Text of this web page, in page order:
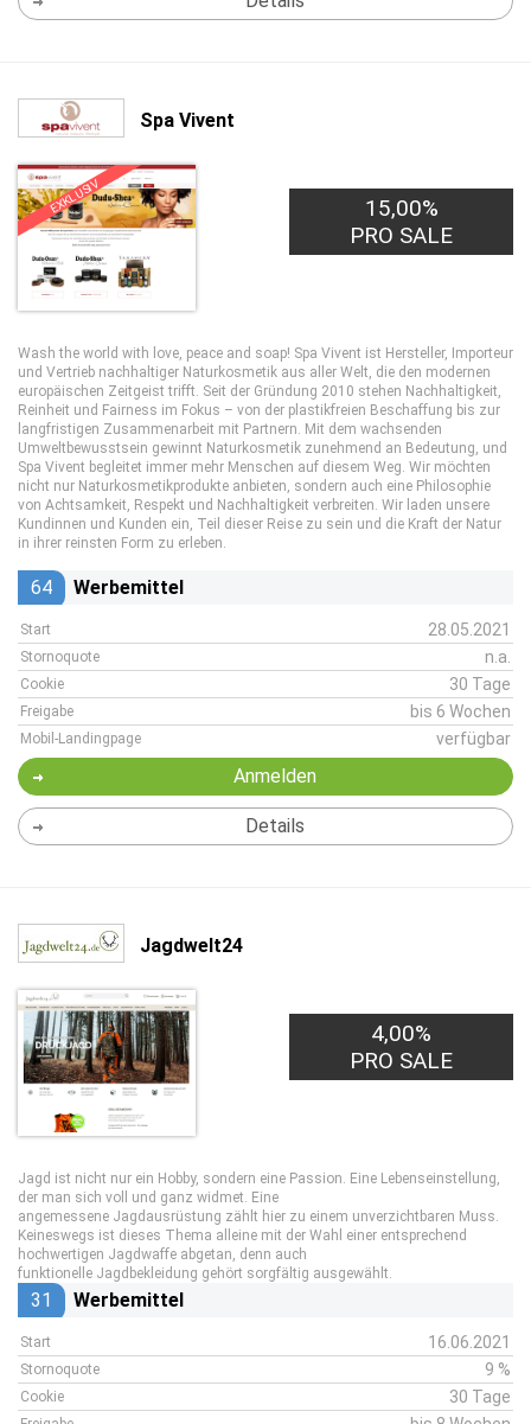
Spa Vivent
EXKLUSIV
15,00%
PRO SALE
Wash the world with love, peace and soap! Spa Vivent ist Hersteller, Importeur
und Vertrieb nachhaltiger Naturkosmetik aus aller Welt, die den modernen
europäischen Zeitgeist trifft. Seit der Gründung 2010 stehen Nachhaltigkeit,
Reinheit und Fairness im Fokus – von der plastikfreien Beschaffung bis zur
langfristigen Zusammenarbeit mit Partnern. Mit dem wachsenden
Umweltbewusstsein gewinnt Naturkosmetik zunehmend an Bedeutung, und
Spa Vivent begleitet immer mehr Menschen auf diesem Weg. Wir möchten
nicht nur Naturkosmetikprodukte anbieten, sondern auch eine Philosophie
von Achtsamkeit, Respekt und Nachhaltigkeit verbreiten. Wir laden unsere
Kundinnen und Kunden ein, Teil dieser Reise zu sein und die Kraft der Natur
in ihrer reinsten Form zu erleben.
64 Werbemittel
Start 28.05.2021
Stornoquote n.a.
Cookie 30 Tage
Freigabe bis 6 Wochen
Mobil-Landingpage verfügbar
Anmelden
Details
Jagdwelt24
4,00%
PRO SALE
Jagd ist nicht nur ein Hobby, sondern eine Passion. Eine Lebenseinstellung,
der man sich voll und ganz widmet. Eine
angemessene Jagdausrüstung zählt hier zu einem unverzichtbaren Muss.
Keineswegs ist dieses Thema alleine mit der Wahl einer entsprechend
hochwertigen Jagdwaffe abgetan, denn auch
funktionelle Jagdbekleidung gehört sorgfältig ausgewählt.
31 Werbemittel
Start 16.06.2021
Stornoquote 9 %
Cookie 30 Tage